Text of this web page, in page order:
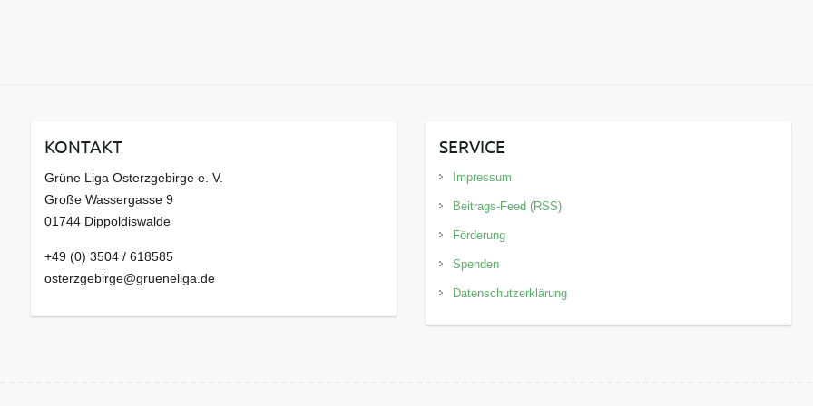
KONTAKT
Grüne Liga Osterzgebirge e. V.
Große Wassergasse 9
01744 Dippoldiswalde
+49 (0) 3504 / 618585
osterzgebirge@grueneliga.de
SERVICE
Impressum
Beitrags-Feed (RSS)
Förderung
Spenden
Datenschutzerklärung